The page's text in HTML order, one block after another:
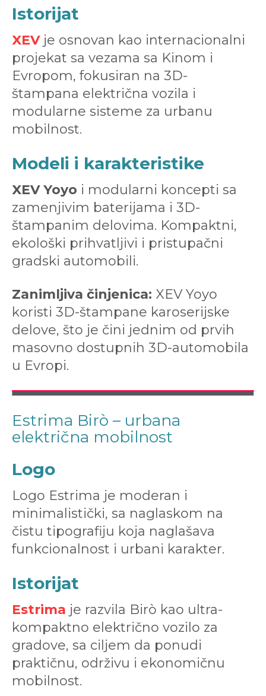
Istorijat
XEVje osnovan kao internacionalni
projekat sa vezama sa Kinom i
Evropom, fokusiran na 3D-
štampana električna vozila i
modularne sisteme za urbanu
mobilnost.
Modeli i karakteristike
XEV Yoyo i modularni koncepti sa
zamenjivim baterijama i 3D-
štampanim delovima. Kompaktni,
ekološki prihvatljivi i pristupačni
gradski automobili.
Zanimljiva činjenica: XEV Yoyo
koristi 3D-štampane karoserijske
delove, što je čini jednim od prvih
masovno dostupnih 3D-automobila
u Evropi.
Estrima Birò – urbana
električna mobilnost
Logo
Logo Estrima je moderan i
minimalistički, sa naglaskom na
čistu tipografiju koja naglašava
funkcionalnost i urbani karakter.
Istorijat
Estrima je razvila Birò kao ultra-
kompaktno električno vozilo za
gradove, sa ciljem da ponudi
praktičnu, održivu i ekonomičnu
mobilnost.